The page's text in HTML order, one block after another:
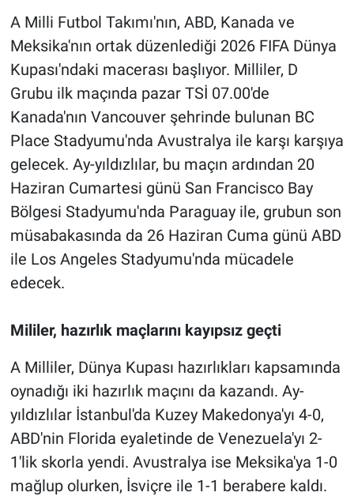
A Milli Futbol Takımı'nın, ABD, Kanada ve
Meksika'nın ortak düzenlediği 2026 FIFA Dünya
Kupası'ndaki macerası başlıyor. Milliler, D
Grubu ilk maçında pazar TSİ 07.00'de
Kanada'nın Vancouver şehrinde bulunan BC
Place Stadyumu'nda Avustralya ile karşı karşıya
gelecek. Ay-yıldızlılar, bu maçın ardından 20
Haziran Cumartesi günü San Francisco Bay
Bölgesi Stadyumu'nda Paraguay ile, grubun son
müsabakasında da 26 Haziran Cuma günü ABD
ile Los Angeles Stadyumu'nda mücadele
edecek.
Mililer, hazırlık maçlarını kayıpsız geçti
A Milliler, Dünya Kupası hazırlıkları kapsamında
oynadığı iki hazırlık maçını da kazandı. Ay-
yıldızlılar İstanbul'da Kuzey Makedonya'yı 4-0,
ABD'nin Florida eyaletinde de Venezuela'yı 2-
1'lik skorla yendi. Avustralya ise Meksika'ya 1-0
mağlup olurken, İsviçre ile 1-1 berabere kaldı.